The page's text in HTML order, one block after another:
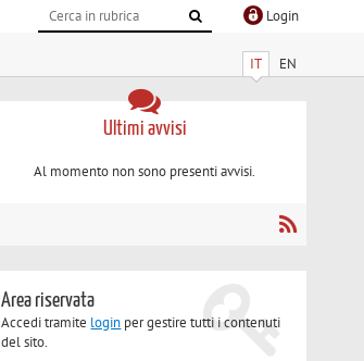
Login
IT EN
Ultimi avvisi
Al momento non sono presenti avvisi.
Area riservata
Accedi tramite login per gestire tutti i contenuti
del sito.